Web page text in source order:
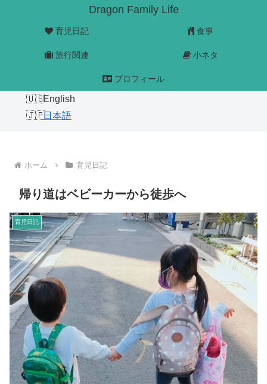
Dragon Family Life
育児日記 食事
旅行関連 小ネタ
プロフィール
English
日本語
ホーム 育児日記
帰り道はベビーカーから徒歩へ
育児日記